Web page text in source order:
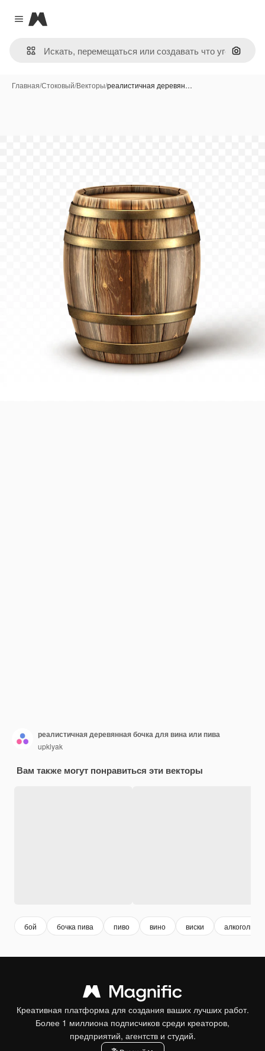
Close menu
Magnific
Поиск
Главная/Стоковый/Векторы/реалистичная деревян…
реалистичная деревянная бочка для вина или пива
upklyak
Вам также могут понравиться эти векторы
бой бочка пива пиво вино виски алкоголь
Креативная платформа для создания ваших лучших работ.
Более 1 миллиона подписчиков среди креаторов,
предприятий, агентств и студий.